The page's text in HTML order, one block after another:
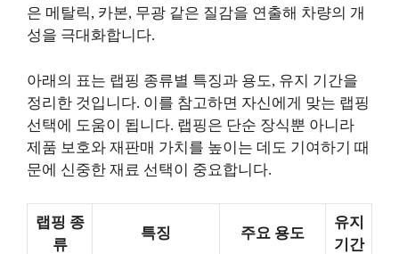
은 메탈릭, 카본, 무광 같은 질감을 연출해 차량의 개
성을 극대화합니다.
아래의 표는 랩핑 종류별 특징과 용도, 유지 기간을
정리한 것입니다. 이를 참고하면 자신에게 맞는 랩핑
선택에 도움이 됩니다. 랩핑은 단순 장식뿐 아니라
제품 보호와 재판매 가치를 높이는 데도 기여하기 때
문에 신중한 재료 선택이 중요합니다.
랩핑 종
류
특징 주요 용도
유지
기간